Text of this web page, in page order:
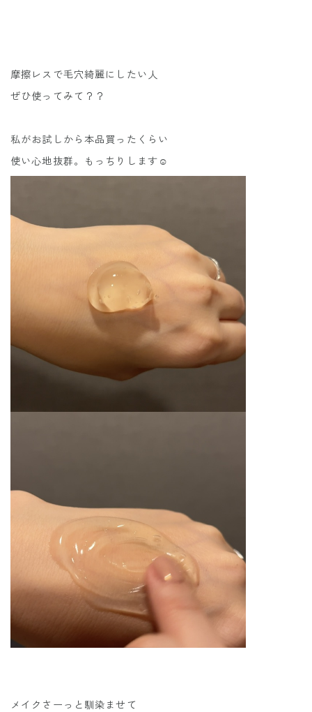
摩擦レスで毛穴綺麗にしたい人
ぜひ使ってみて？？
私がお試しから本品買ったくらい
使い心地抜群。もっちりします☺️
メイクさーっと馴染ませて